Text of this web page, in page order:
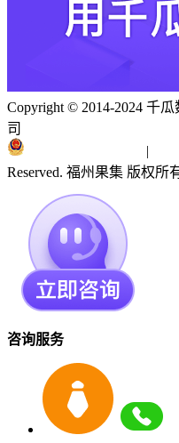
Copyright © 2014-2024 千
司
|
Reserved. 福州果集 版权所
咨询服务